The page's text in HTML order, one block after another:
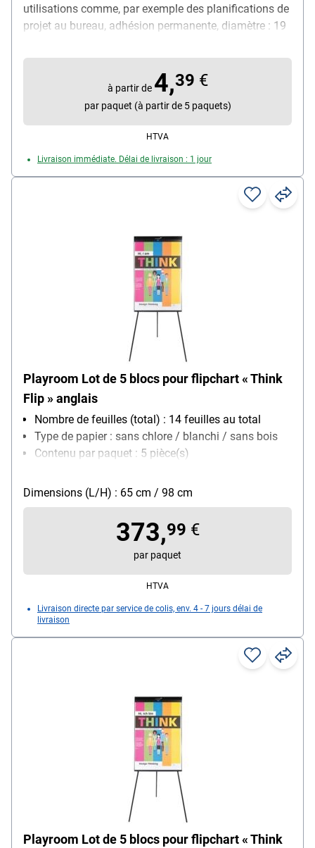
utilisations comme, par exemple des planifications de
projet au bureau, adhésion permanente, diamètre : 19
pratique pour une utilisation rapide
à partir de 4,39 €
par paquet (à partir de 5 paquets)
HTVA
Livraison immédiate. Délai de livraison : 1 jour
Playroom Lot de 5 blocs pour flipchart « Think
Flip » anglais
Nombre de feuilles (total) : 14 feuilles au total
Type de papier : sans chlore / blanchi / sans bois
Contenu par paquet : 5 pièce(s)
Dimensions (L/H) : 65 cm / 98 cm
373,99 €
par paquet
HTVA
Livraison directe par service de colis, env. 4 - 7 jours délai de
livraison
Playroom Lot de 5 blocs pour flipchart « Think